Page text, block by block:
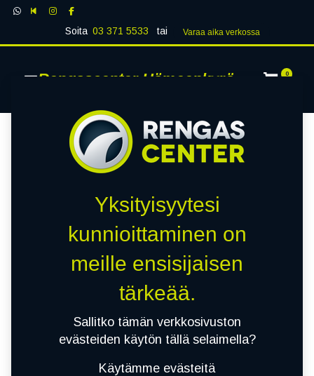
Soita 03 371 5533 tai Varaa aika verk​​​​ossa
Rengascenter Hämeenkyrö 0
Yksityisyytesi
kunnioittaminen on
meille ensisijaisen
tärkeää.
Sallitko tämän verkkosivuston
evästeiden käytön tällä selaimella?
Käytämme evästeitä